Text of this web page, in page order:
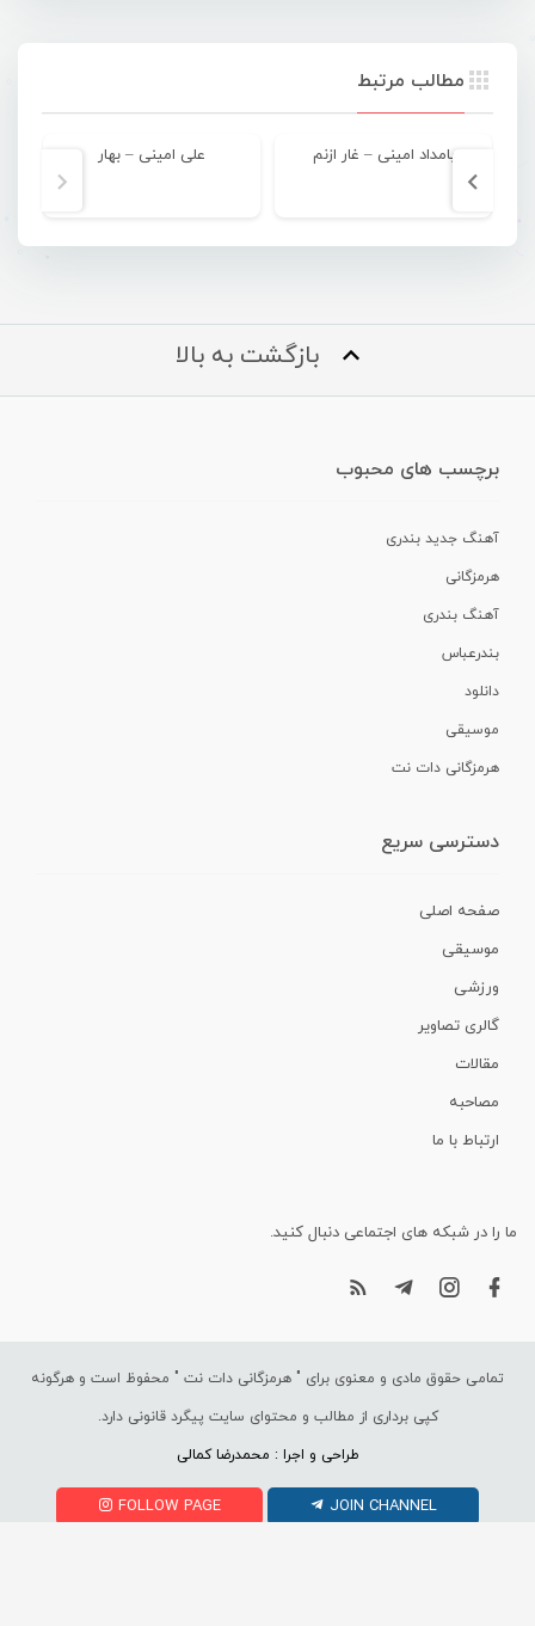
مطالب مرتبط
بامداد امینی – غار ازنم علی امینی – بهار
بازگشت به بالا
برچسب های محبوب
آهنگ جدید بندری
هرمزگانی
آهنگ بندری
بندرعباس
دانلود
موسیقی
هرمزگانی دات نت
دسترسی سریع
صفحه اصلی
موسیقی
ورزشی
گالری تصاویر
مقالات
مصاحبه
ارتباط با ما
ما را در شبکه های اجتماعی دنبال کنید.
تمامی حقوق مادی و معنوی برای " هرمزگانی دات نت " محفوظ است و هرگونه
کپی برداری از مطالب و محتوای سایت پیگرد قانونی دارد.
طراحی و اجرا : محمدرضا کمالی
FOLLOW PAGE JOIN CHANNEL